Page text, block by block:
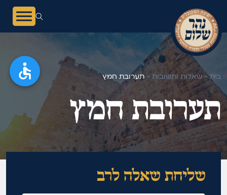
בית -שאלות ותשובות - תערובת חמץ
תערובת חמץ
מאגר תשובות
שליחת שאלה לרב